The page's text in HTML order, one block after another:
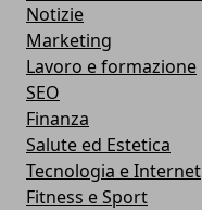
Notizie
Marketing
Lavoro e formazione
SEO
Finanza
Salute ed Estetica
Tecnologia e Internet
Fitness e Sport